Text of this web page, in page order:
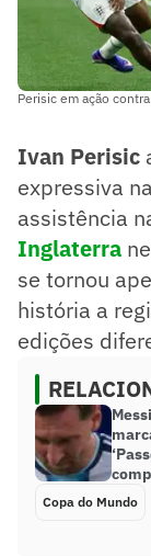
Perisic em ação
Ivan Perisic
expressiva na
assistência
Inglaterra
se tornou
história a
edições
Copa do Mundo